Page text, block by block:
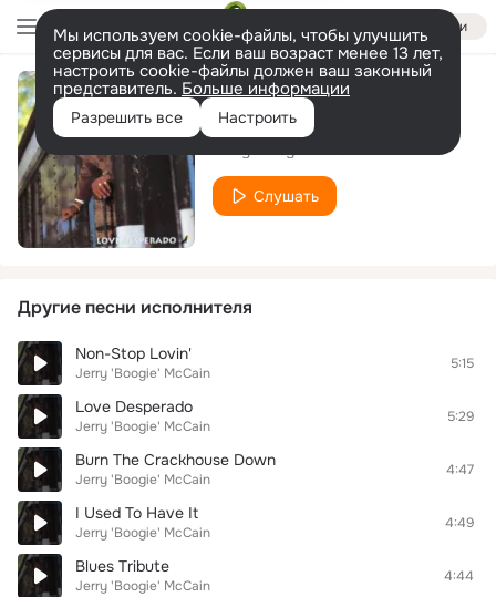
Войти
Мы используем cookie-файлы, чтобы улучшить
сервисы для вас. Если ваш возраст менее 13 лет,
настроить cookie-файлы должен ваш законный
представитель. Больше информации
Разрешить все Настроить
The World's On Fire
Слушать
Другие песни исполнителя
Non-Stop Lovin'
Jerry 'Boogie' McCain
5:15
Love Desperado
Jerry 'Boogie' McCain
5:29
Burn The Crackhouse Down
Jerry 'Boogie' McCain
4:47
I Used To Have It
Jerry 'Boogie' McCain
4:49
Blues Tribute
Jerry 'Boogie' McCain
4:44